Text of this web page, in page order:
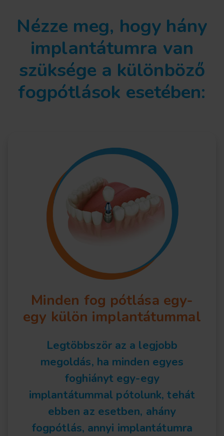
Nézze meg, hogy hány
implantátumra van
szüksége a különböző
fogpótlások esetében:
Minden fog pótlása egy-
egy külön implantátummal
Legtöbbször az a legjobb
megoldás, ha minden egyes
foghiányt egy-egy
implantátummal pótolunk, tehát
ebben az esetben, ahány
fogpótlás, annyi implantátumra